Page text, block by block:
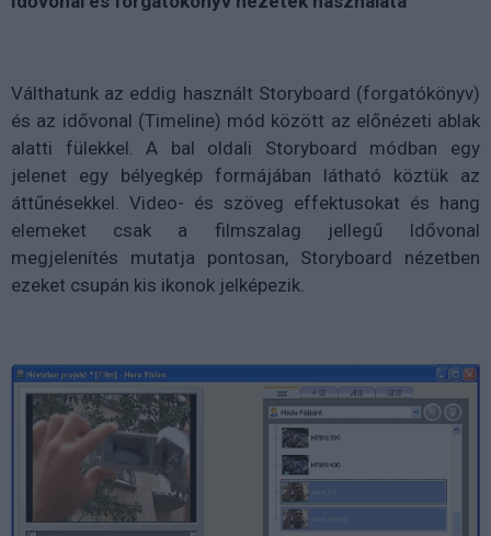
Válthatunk az eddig használt Storyboard (forgatókönyv)
és az idővonal (Timeline) mód között az előnézeti ablak
alatti fülekkel. A bal oldali Storyboard módban egy
jelenet egy bélyegkép formájában látható köztük az
áttűnésekkel. Video- és szöveg effektusokat és hang
elemeket csak a filmszalag jellegű Idővonal
megjelenítés mutatja pontosan, Storyboard nézetben
ezeket csupán kis ikonok jelképezik.